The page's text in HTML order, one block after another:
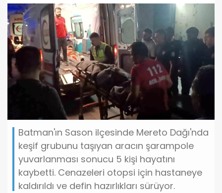
Batman'ın Sason ilçesinde Mereto Dağı'nda
keşif grubunu taşıyan aracın şarampole
yuvarlanması sonucu 5 kişi hayatını
kaybetti. Cenazeleri otopsi için hastaneye
kaldırıldı ve defin hazırlıkları sürüyor.